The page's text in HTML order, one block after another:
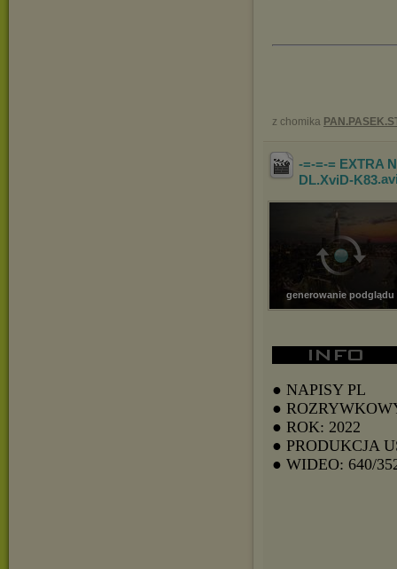
z chomika
-=-=-= EXTRA
DL.XviD-K83
generowanie podglądu
● NAPISY PL
●
● ROK: 2022
● PRODUKCJA
● WIDEO: 640/